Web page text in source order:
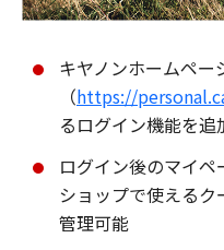
キヤノンホームペ
（https://
るログイン機能を追
ログイン後のマイ
ショップで使える
管理可能